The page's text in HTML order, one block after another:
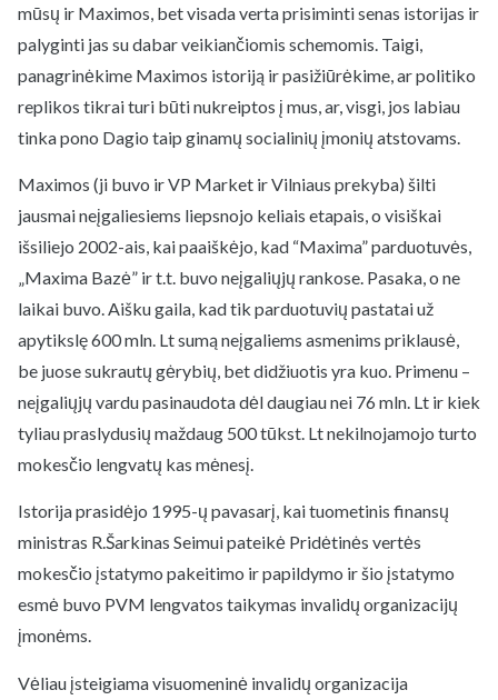
mūsų ir Maximos, bet visada verta prisiminti senas istorijas ir
palyginti jas su dabar veikiančiomis schemomis. Taigi,
panagrinėkime Maximos istoriją ir pasižiūrėkime, ar politiko
replikos tikrai turi būti nukreiptos į mus, ar, visgi, jos labiau
tinka pono Dagio taip ginamų socialinių įmonių atstovams.
Maximos (ji buvo ir VP Market ir Vilniaus prekyba) šilti
jausmai neįgaliesiems liepsnojo keliais etapais, o visiškai
išsiliejo 2002-ais, kai paaiškėjo, kad “Maxima” parduotuvės,
„Maxima Bazė” ir t.t. buvo neįgaliųjų rankose. Pasaka, o ne
laikai buvo. Aišku gaila, kad tik parduotuvių pastatai už
apytikslę 600 mln. Lt sumą neįgaliems asmenims priklausė,
be juose sukrautų gėrybių, bet didžiuotis yra kuo. Primenu –
neįgaliųjų vardu pasinaudota dėl daugiau nei 76 mln. Lt ir kiek
tyliau praslydusių maždaug 500 tūkst. Lt nekilnojamojo turto
mokesčio lengvatų kas mėnesį.
Istorija prasidėjo 1995-ų pavasarį, kai tuometinis finansų
ministras R.Šarkinas Seimui pateikė Pridėtinės vertės
mokesčio įstatymo pakeitimo ir papildymo ir šio įstatymo
esmė buvo PVM lengvatos taikymas invalidų organizacijų
įmonėms.
Vėliau įsteigiama visuomeninė invalidų organizacija